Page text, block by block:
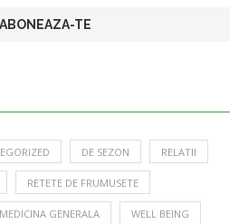
DE SEZON RELATII
RETETE DE FRUMUSETE
MEDICINA GENERALA WELL BEING